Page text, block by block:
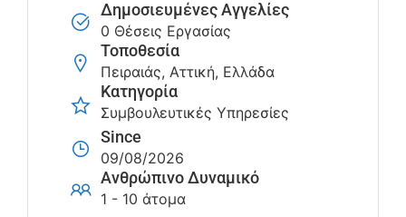
Δημοσιευμένες Αγγελίες
0 Θέσεις Εργασίας
Τοποθεσία
Πειραιάς, Αττική, Ελλάδα
Κατηγορία
Συμβουλευτικές Υπηρεσίες
Since
09/08/2026
Ανθρώπινο Δυναμικό
1 - 10 άτομα